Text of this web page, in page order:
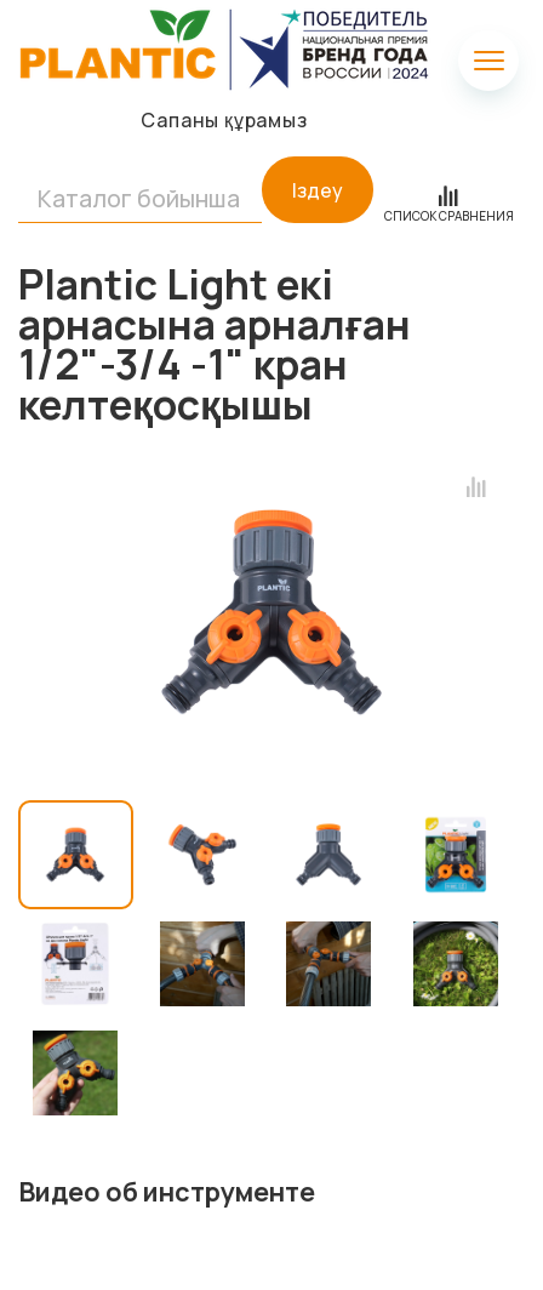
Сапаны құрамыз
Іздеу
СПИСОК СРАВНЕНИЯ
Plantic Light екі
арнасына арналған
1/2"-3/4 -1" кран
келтеқосқышы
Видео об инструменте